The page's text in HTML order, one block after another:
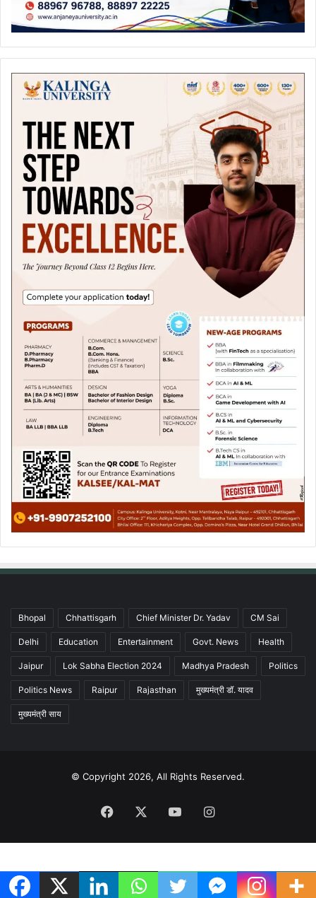
Bhopal Chhattisgarh Chief Minister Dr. Yadav CM Sai
Delhi Education Entertainment Govt. News Health
Jaipur Lok Sabha Election 2024 Madhya Pradesh Politics
Politics News Raipur Rajasthan मुख्यमंत्री डॉ. यादव
मुख्यमंत्री साय
© Copyright 2026, All Rights Reserved.
Facebook YouTubeInstagram